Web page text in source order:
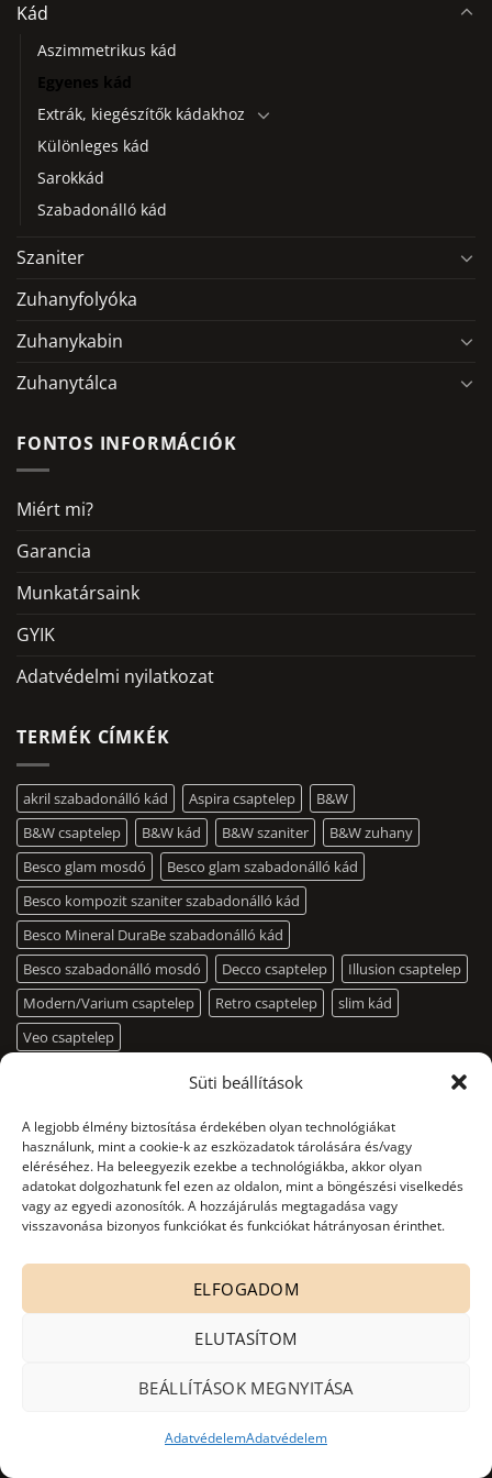
Süti beállítások
A legjobb élmény biztosítása érdekében olyan technológiákat
használunk, mint a cookie-k az eszközadatok tárolására és/vagy
eléréséhez. Ha beleegyezik ezekbe a technológiákba, akkor olyan
adatokat dolgozhatunk fel ezen az oldalon, mint a böngészési viselkedés
vagy az egyedi azonosítók. A hozzájárulás megtagadása vagy
visszavonása bizonyos funkciókat és funkciókat hátrányosan érinthet.
ELFOGADOM
ELUTASÍTOM
BEÁLLÍTÁSOK MEGNYITÁSA
AdatvédelemAdatvédelem
Kád
Aszimmetrikus kád
Egyenes kád
Extrák, kiegészítők kádakhoz
Különleges kád
Sarokkád
Szabadonálló kád
Szaniter
Zuhanyfolyóka
Zuhanykabin
Zuhanytálca
FONTOS INFORMÁCIÓK
Miért mi?
Garancia
Munkatársaink
GYIK
Adatvédelmi nyilatkozat
TERMÉK CÍMKÉK
akril szabadonálló kád Aspira csaptelep
B&W
B&W csaptelep
B&W kád B&W szaniter
B&W zuhany
Besco glam mosdó
Besco glam szabadonálló kád
Besco kompozit szaniter szabadonálló kád
Besco Mineral DuraBe szabadonálló kád
Besco szabadonálló mosdó
Decco csaptelep
Illusion csaptelep
Modern/Varium csaptelep
Retro csaptelep
slim kád
Veo csaptelep
Cégnév: Niagara System Kft.
Adószám: 13156668-2-09
Bankszámlaszám:
10403428-50526956-71541002
Adatkezelés nyilvántartási száma:
NAIH-82806/2015.
office@niagarasystem.hu